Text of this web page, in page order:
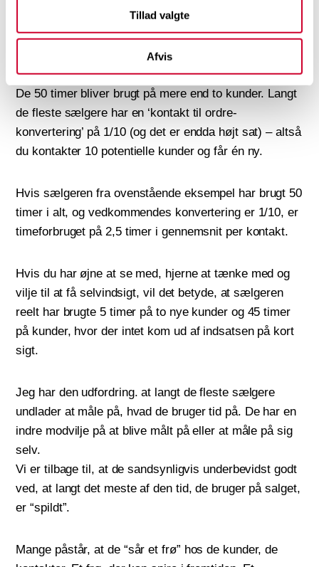
Tillad valgte
Afvis
. Nu er virkeligheden dog en helt
anden. Du ved godt, at det er meget sjældent, at
enhver potentiel kunde, du kontakter, ender med at
blive kunde.
De 50 timer bliver brugt på mere end to kunder. Langt
de fleste sælgere har en ‘kontakt til ordre-
konvertering’ på 1/10 (og det er endda højt sat) – altså
du kontakter 10 potentielle kunder og får én ny.
Hvis sælgeren fra ovenstående eksempel har brugt 50
timer i alt, og vedkommendes konvertering er 1/10, er
timeforbruget på 2,5 timer i gennemsnit per kontakt.
Hvis du har øjne at se med, hjerne at tænke med og
vilje til at få selvindsigt, vil det betyde, at sælgeren
reelt har brugte 5 timer på to nye kunder og 45 timer
på kunder, hvor der intet kom ud af indsatsen på kort
sigt.
Jeg har den udfordring. at langt de fleste sælgere
undlader at måle på, hvad de bruger tid på. De har en
indre modvilje på at blive målt på eller at måle på sig
selv.
Vi er tilbage til, at de sandsynligvis underbevidst godt
ved, at langt det meste af den tid, de bruger på salget,
er “spildt”.
Mange påstår, at de “sår et frø” hos de kunder, de